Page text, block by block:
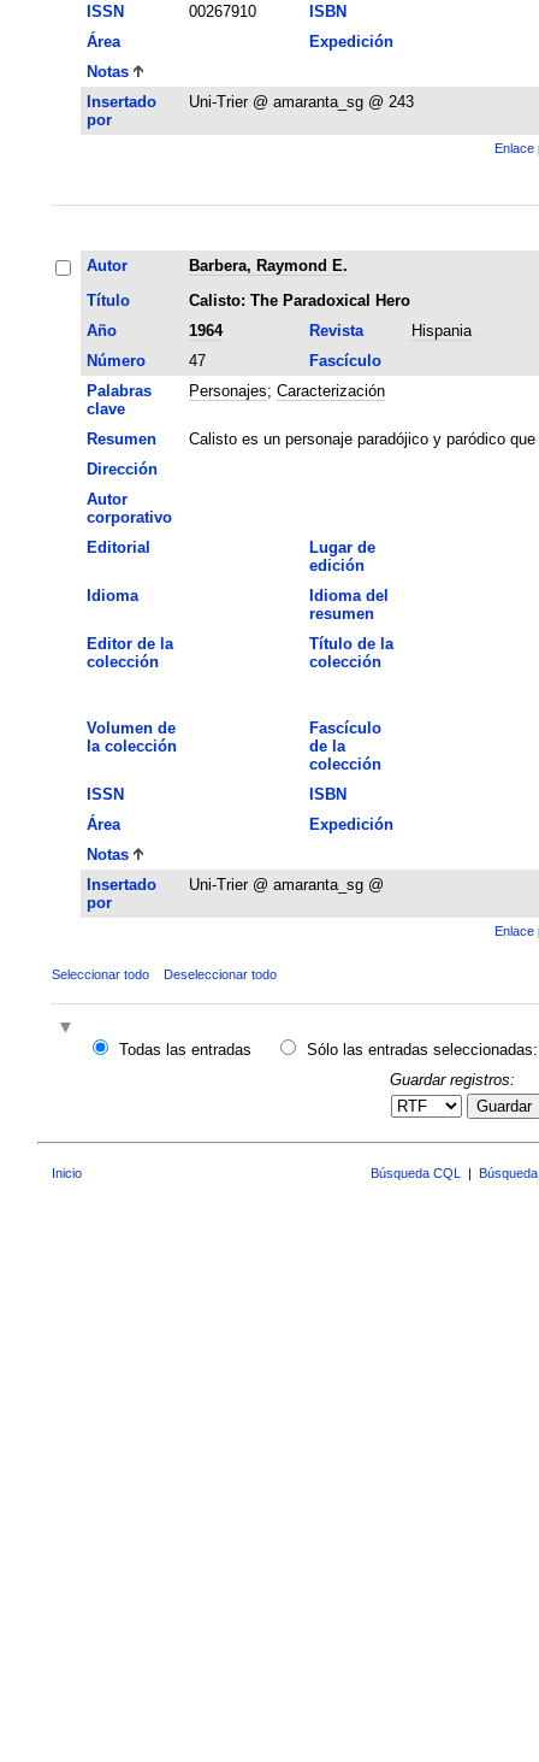
ISSN 00267910
ISBN
Área
Expedición
Notas
Insertado
por
Uni-Trier @ amaranta_sg @ 243
Enlace
Autor
Barbera, Raymond E.
Título
Calisto: The Paradoxical Hero
Año
1964 Revista
Hispania
Número
47
Fascículo
Palabras
clave
Personajes; Caracterización
Resumen
Calisto es un personaje paradójico y paródico
Dirección
Autor
corporativo
Editorial
Lugar de
edición
Idioma
Idioma del
resumen
Editor de la
colección
Título de la
colección
Volumen de
la colección
Fascículo
de la
colección
ISSN
ISBN
Área
Expedición
Notas
Insertado
por
Uni-Trier @ amaranta_sg @
Enlace
Seleccionar todo Deseleccionar todo
Todas las entradas
Sólo las entradas seleccionadas:
Guardar registros:
Guardar
Inicio Búsqueda CQL